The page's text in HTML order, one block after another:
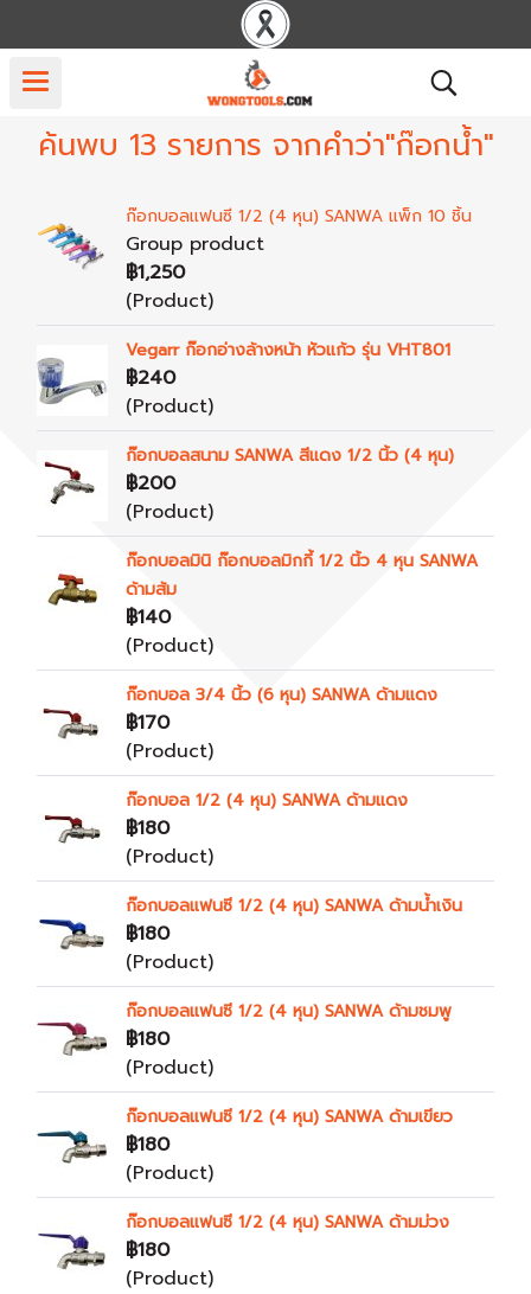
ค้นพบ 13 รายการ จากคำว่า"ก๊อกน้ำ"
ก๊อกบอลแฟนซี 1/2 (4 หุน) SANWA แพ็ก 10 ชิ้น
Group product
฿1,250
(Product)
Vegarr ก๊อกอ่างล้างหน้า หัวแก้ว รุ่น VHT801
฿240
(Product)
ก๊อกบอลสนาม SANWA สีแดง 1/2 นิ้ว (4 หุน)
฿200
(Product)
ก๊อกบอลมินิ ก๊อกบอลมิกกี้ 1/2 นิ้ว 4 หุน SANWA
ด้ามส้ม
฿140
(Product)
ก๊อกบอล 3/4 นิ้ว (6 หุน) SANWA ด้ามแดง
฿170
(Product)
ก๊อกบอล 1/2 (4 หุน) SANWA ด้ามแดง
฿180
(Product)
ก๊อกบอลแฟนซี 1/2 (4 หุน) SANWA ด้ามน้ำเงิน
฿180
(Product)
ก๊อกบอลแฟนซี 1/2 (4 หุน) SANWA ด้ามชมพู
฿180
(Product)
ก๊อกบอลแฟนซี 1/2 (4 หุน) SANWA ด้ามเขียว
฿180
(Product)
ก๊อกบอลแฟนซี 1/2 (4 หุน) SANWA ด้ามม่วง
฿180
(Product)